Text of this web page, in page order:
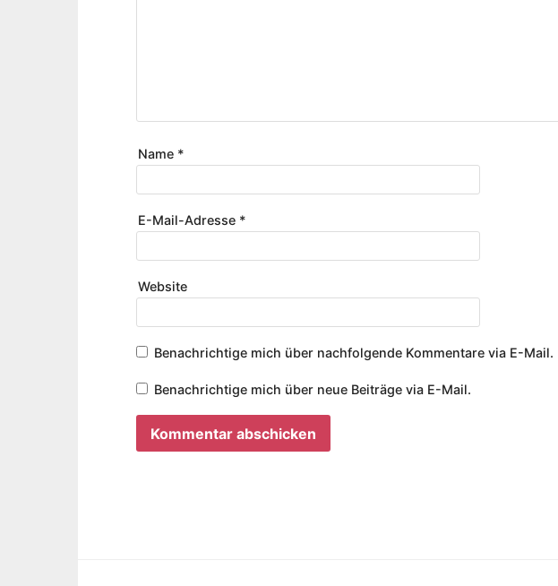
Name *
E-Mail-Adresse *
Website
Benachrichtige mich über nachfolgende Kommentare via E-Mail.
Benachrichtige mich über neue Beiträge via E-Mail.